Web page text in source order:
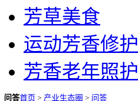
芳草美食
运动芳香修护
芳香老年照护
问答首页 > 产业生态圈 > 问答